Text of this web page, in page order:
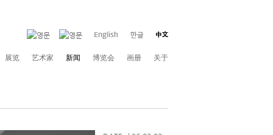
展览 艺术家 新闻 博览会 画册 关于